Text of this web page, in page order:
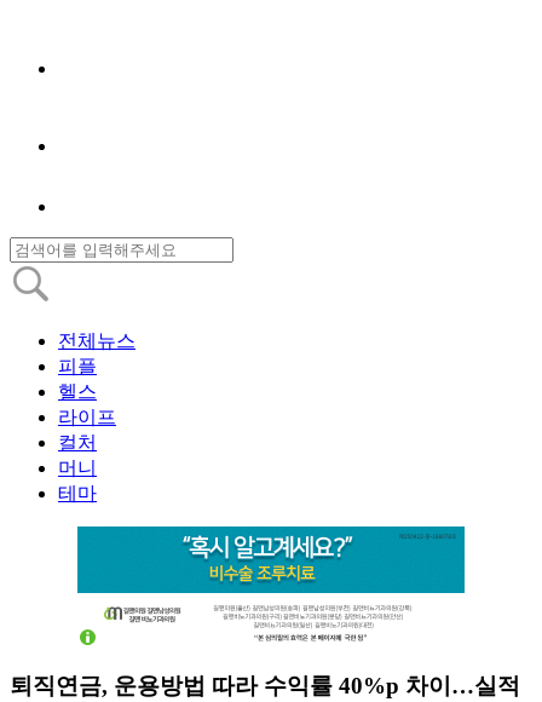
전체뉴스
피플
헬스
라이프
컬처
머니
테마
퇴직연금, 운용방법 따라 수익률 40%p 차이…실적